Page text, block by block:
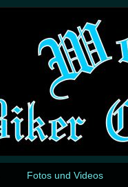
Fotos und Videos